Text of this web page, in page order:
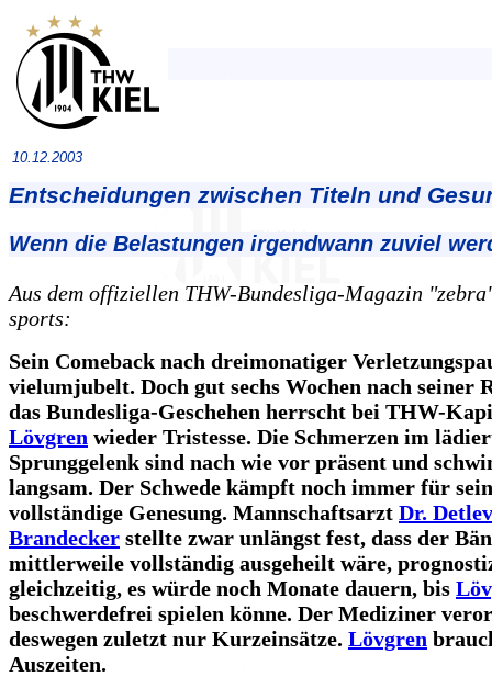
10.12.2003
Entscheidungen zwischen Titeln und
Wenn die Belastungen irgendwann zuviel
Aus dem offiziellen THW-Bundesliga-Magazin
sports:
Sein Comeback nach dreimonatiger
vielumjubelt. Doch gut sechs Wochen nach seiner
das Bundesliga-Geschehen herrscht bei THW-
Lövgren wieder Tristesse. Die Schmerzen im
Sprunggelenk sind nach wie vor präsent und
langsam. Der Schwede kämpft noch immer für
vollständige Genesung. Mannschaftsarzt Dr. Detlev
Brandecker stellte zwar unlängst fest, dass der
mittlerweile vollständig ausgeheilt wäre,
gleichzeitig, es würde noch Monate dauern, bis
beschwerdefrei spielen könne. Der Mediziner
deswegen zuletzt nur Kurzeinsätze. Lövgren
Auszeiten.